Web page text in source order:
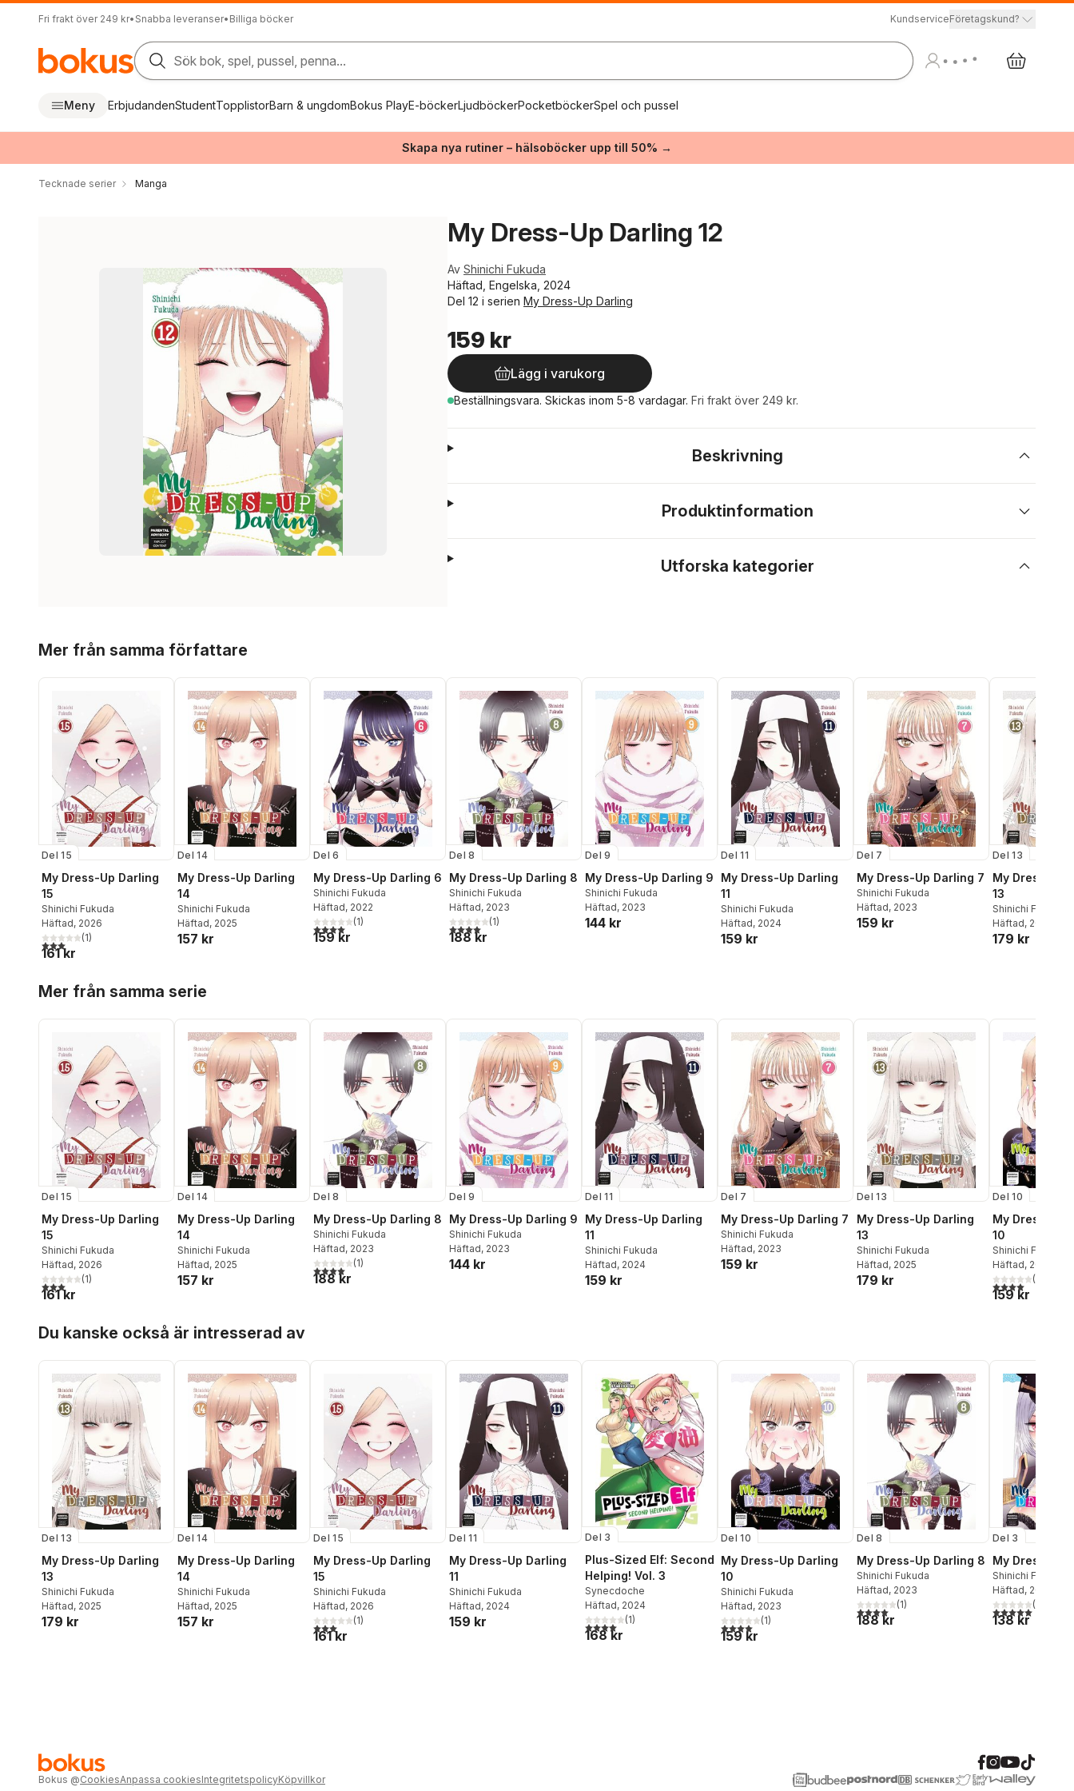
Fri frakt över 249 kr• Snabba leveranser• Billiga böcker KundserviceFöretagskund?
Sök bok, spel, pussel, penna...
Meny ErbjudandenStudentTopplistorBarn & ungdomBokus PlayE-böckerLjudböckerPocketböckerSpel och pussel
Skapa nya rutiner – hälsoböcker upp till 50% →
Tecknade serier Manga
My Dress-Up Darling 12
Av Shinichi Fukuda
Häftad, Engelska, 2024
Del 12 i serien My Dress-Up Darling
159 kr
Lägg i varukorg
Beställningsvara. Skickas inom 5-8 vardagar. Fri frakt över 249 kr.
Beskrivning
Produktinformation
Utforska kategorier
Mer från samma författare
Del 15
My Dress-Up Darling
15
Shinichi Fukuda
Häftad, 2026
3,0utav 5 stjärnor. Totalt antal röster:
(1)
161 kr
Del 14
My Dress-Up Darling
14
Shinichi Fukuda
Häftad, 2025
157 kr
Del 6
My Dress-Up Darling 6
Shinichi Fukuda
Häftad, 2022
4,0utav 5 stjärnor. Totalt antal röster:
(1)
159 kr
Del 8
My Dress-Up Darling 8
Shinichi Fukuda
Häftad, 2023
4,0utav 5 stjärnor. Totalt antal röster:
(1)
188 kr
Del 9
My Dress-Up Darling 9
Shinichi Fukuda
Häftad, 2023
144 kr
Del 11
My Dress-Up Darling
11
Shinichi Fukuda
Häftad, 2024
159 kr
Del 7
My Dress-Up Darling 7
Shinichi Fukuda
Häftad, 2023
159 kr
Del 13
My Dress-Up
13
Shinichi Fukuda
Häftad, 2025
179 kr
Mer från samma serie
Del 15
My Dress-Up Darling
15
Shinichi Fukuda
Häftad, 2026
3,0utav 5 stjärnor. Totalt antal röster:
(1)
161 kr
Del 14
My Dress-Up Darling
14
Shinichi Fukuda
Häftad, 2025
157 kr
Del 8
My Dress-Up Darling 8
Shinichi Fukuda
Häftad, 2023
4,0utav 5 stjärnor. Totalt antal röster:
(1)
188 kr
Del 9
My Dress-Up Darling 9
Shinichi Fukuda
Häftad, 2023
144 kr
Del 11
My Dress-Up Darling
11
Shinichi Fukuda
Häftad, 2024
159 kr
Del 7
My Dress-Up Darling 7
Shinichi Fukuda
Häftad, 2023
159 kr
Del 13
My Dress-Up Darling
13
Shinichi Fukuda
Häftad, 2025
179 kr
Del 10
My Dress-Up
10
Shinichi Fukuda
Häftad, 2023
4,0utav 5(
159 kr
Du kanske också är intresserad av
Del 13
My Dress-Up Darling
13
Shinichi Fukuda
Häftad, 2025
179 kr
Del 14
My Dress-Up Darling
14
Shinichi Fukuda
Häftad, 2025
157 kr
Del 15
My Dress-Up Darling
15
Shinichi Fukuda
Häftad, 2026
3,0utav 5 stjärnor. Totalt antal röster:
(1)
161 kr
Del 11
My Dress-Up Darling
11
Shinichi Fukuda
Häftad, 2024
159 kr
Del 3
Plus-Sized Elf: Second
Helping! Vol. 3
Synecdoche
Häftad, 2024
4,0utav 5 stjärnor. Totalt antal röster:
(1)
168 kr
Del 10
My Dress-Up Darling
10
Shinichi Fukuda
Häftad, 2023
4,0utav 5 stjärnor. Totalt antal röster:
(1)
159 kr
Del 8
My Dress-Up Darling 8
Shinichi Fukuda
Häftad, 2023
4,0utav 5 stjärnor. Totalt antal röster:
(1)
188 kr
Del 3
My Dress-Up
Shinichi Fukuda
Häftad, 2020
5,0utav 5(
138 kr
Bokus @CookiesAnpassa cookiesIntegritetspolicyKöpvillkor